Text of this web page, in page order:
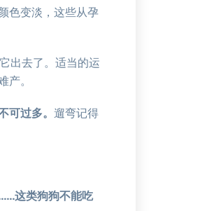
色变淡，这些从孕
出去了。适当的运
。
可过多。 遛弯记得
这类狗狗不能吃